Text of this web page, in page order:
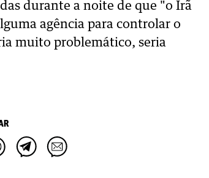
durante a noite de que "o Irã
agência para controlar o
muito problemático, seria